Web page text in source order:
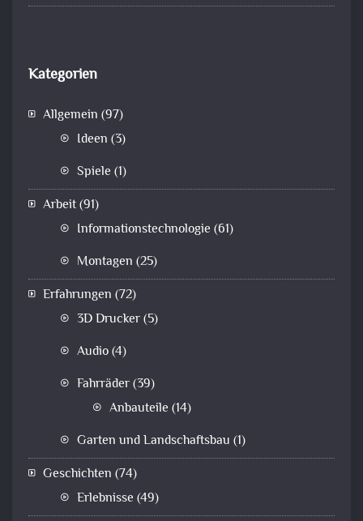
Kategorien
Allgemein (97)
Ideen (3)
Spiele (1)
Arbeit(91)
Informationstechnologie (61)
Montagen (25)
Erfahrungen (72)
3D Drucker(5)
Audio(4)
Fahrräder(39)
Anbauteile (14)
Garten und Landschaftsbau (1)
Geschichten (74)
Erlebnisse (49)